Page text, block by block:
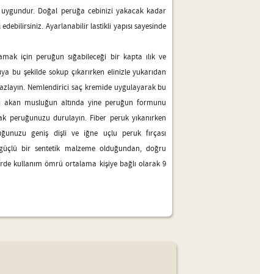
Doğal peruğa cebinizi yakacak kadar
Ayarlanabilir lastikli yapısı sayesinde
için peruğun sığabileceği bir kapta ılık ve
bu şekilde sokup çıkarırken elinizle yukarıdan
Nemlendirici saç kremide uygulayarak bu
musluğun altında yine peruğun formunu
peruğunuzu durulayın. Fiber peruk yıkanırken
geniş dişli ve iğne uçlu peruk fırçası
bir sentetik malzeme olduğundan, doğru
kullanım ömrü ortalama kişiye bağlı olarak 9